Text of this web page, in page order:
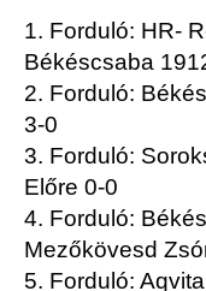
1. Forduló: HR-
Békéscsaba
2. Forduló:
3-0
3. Forduló:
Előre 0-0
4. Forduló:
Mezőkövesd
5. Forduló: